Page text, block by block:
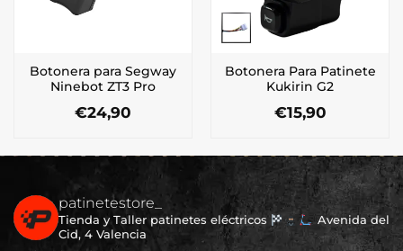
Botonera para Segway
Ninebot ZT3 Pro
€24,90
Botonera Para Patinete
Kukirin G2
€15,90
patinetestore_
Tienda y Taller patinetes eléctricos
Avenida del
Cid, 4 Valencia